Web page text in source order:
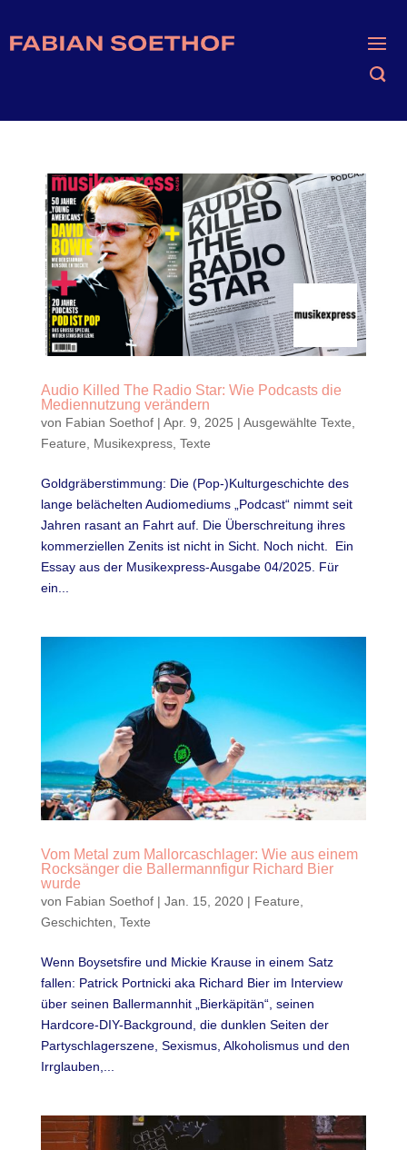
Audio Killed The Radio Star: Wie Podcasts die
Mediennutzung verändern
von Fabian Soethof| Apr. 9, 2025 | Ausgewählte Texte,
Feature, Musikexpress, Texte
Goldgräberstimmung: Die (Pop-)Kulturgeschichte des
lange belächelten Audiomediums „Podcast“ nimmt seit
Jahren rasant an Fahrt auf. Die Überschreitung ihres
kommerziellen Zenits ist nicht in Sicht. Noch nicht. Ein
Essay aus der Musikexpress-Ausgabe 04/2025. Für
ein...
Vom Metal zum Mallorcaschlager: Wie aus einem
Rocksänger die Ballermannfigur Richard Bier
wurde
von Fabian Soethof| Jan. 15, 2020| Feature
Geschichten Texte
Wenn Boysetsfire und Mickie Krause in einem Satz
fallen: Patrick Portnicki aka Richard Bier im Interview
über seinen Ballermannhit „Bierkäpitän“, seinen
Hardcore-DIY-Background, die dunklen Seiten der
Partyschlagerszene, Sexismus, Alkoholismus und den
Irrglauben,...